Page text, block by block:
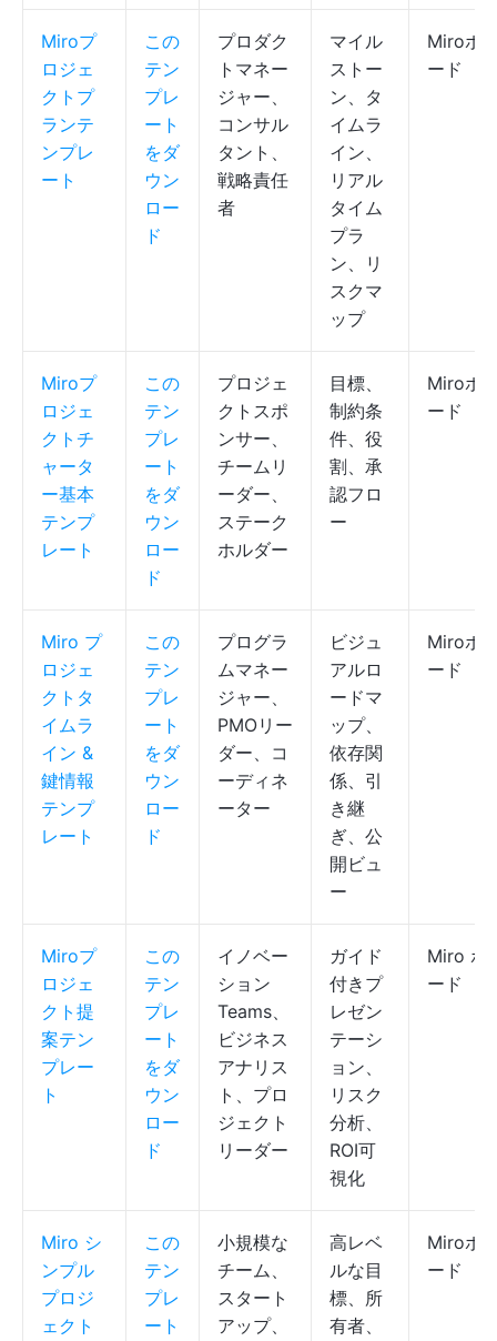
Miroプ
ロジェ
クトプ
ランテ
ンプレ
ート
この
テン
プレ
ート
をダ
ウン
ロー
ド
プロダク
トマネー
ジャー、
コンサル
タント、
戦略責任
者
マイル
ストー
ン、タ
イムラ
イン、
リアル
タイム
プラ
ン、リ
スクマ
ップ
Miroボ
ード
Miroプ
ロジェ
クトチ
ャータ
ー基本
テンプ
レート
この
テン
プレ
ート
をダ
ウン
ロー
ド
プロジェ
クトスポ
ンサー、
チームリ
ーダー、
ステーク
ホルダー
目標、
制約条
件、役
割、承
認フロ
ー
Miroボ
ード
Miro プ
ロジェ
クトタ
イムラ
イン &
鍵情報
テンプ
レート
この
テン
プレ
ート
をダ
ウン
ロー
ド
プログラ
ムマネー
ジャー、
PMOリー
ダー、コ
ーディネ
ーター
ビジュ
アルロ
ードマ
ップ、
依存関
係、引
き継
ぎ、公
開ビュ
ー
Miroボ
ード
Miroプ
ロジェ
クト提
案テン
プレー
ト
この
テン
プレ
ート
をダ
ウン
ロー
ド
イノベー
ション
Teams、
ビジネス
アナリス
ト、プロ
ジェクト
リーダー
ガイド
付きプ
レゼン
テーシ
ョン、
リスク
分析、
ROI可
視化
Miro ボ
ード
Miro シ
ンプル
プロジ
ェクト
この
テン
プレ
ート
小規模な
チーム、
スタート
アップ、
高レベ
ルな目
標、所
有者、
Miroボ
ード